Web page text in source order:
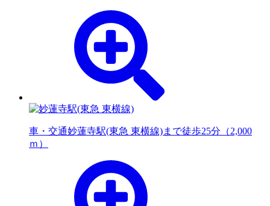
車・交通妙蓮寺駅(東急 東横線)まで徒歩25分（2,000
ｍ）